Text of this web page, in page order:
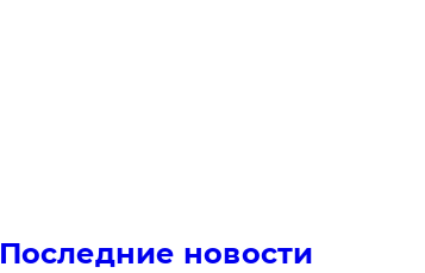
Последние новости